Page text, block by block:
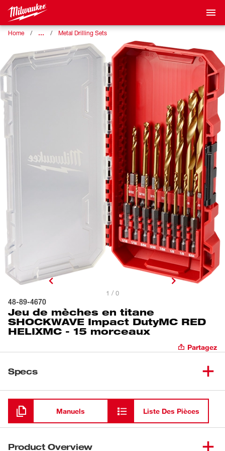
Home … Metal Drilling Sets
1 / 0
48-89-4670
Jeu de mèches en titane
SHOCKWAVE Impact DutyMC RED
HELIXMC - 15 morceaux
Partagez
Specs
Chargement
Manuels Liste Des Pièces
Product Overview